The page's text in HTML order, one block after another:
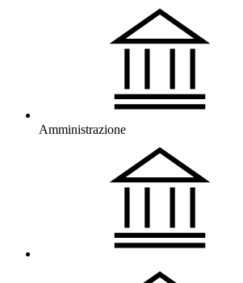
Amministrazione